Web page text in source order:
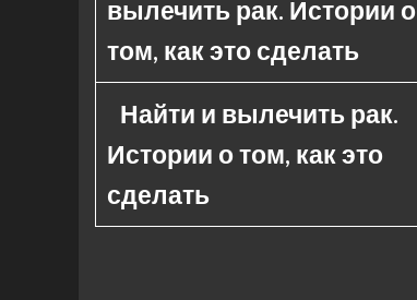
вылечить рак. Истории о
том, как это сделать
Найти и вылечить рак.
Истории о том, как это
сделать